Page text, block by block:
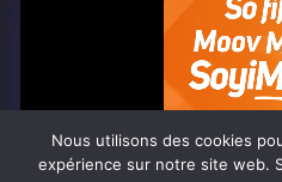
SUIVEZ
Nous utilisons des cookies
expérience sur notre site web.